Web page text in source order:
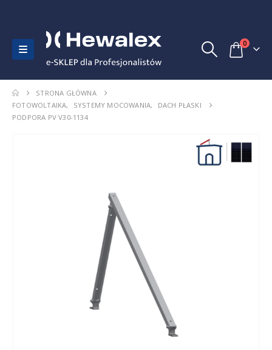
0
STRONA GŁÓWNA
FOTOWOLTAIKA, SYSTEMY MOCOWANIA,
DACH PŁASKI
PODPORA PV V30-1134